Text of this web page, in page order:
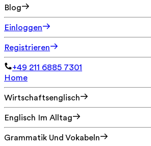
Blog
Einloggen
Registrieren
+49 211 6885 7301
Home
Wirtschaftsenglisch
Englisch Im Alltag
Grammatik Und Vokabeln